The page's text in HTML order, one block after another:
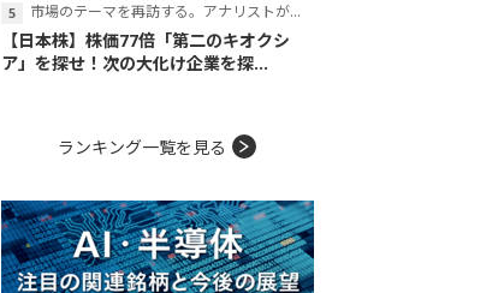
市場のテーマを再訪する。アナリストが読み解くテーマの本質
【日本株】株価77倍「第二のキオクシ
ア」を探せ！次の大化け企業を探...
ランキング一覧を見る